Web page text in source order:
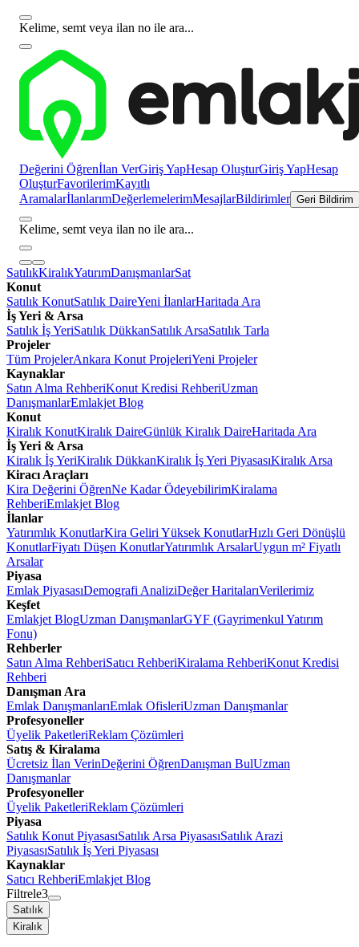
Kelime, semt veya ilan no ile ara...
Değerini Öğrenİlan VerGiriş YapHesap OluşturGiriş YapHesap
OluşturFavorilerimKayıtlı
AramalarİlanlarımDeğerlemelerimMesajlarBildirimler Geri Bildirim
Kelime, semt veya ilan no ile ara...
SatılıkKiralıkYatırımDanışmanlarSat
Konut
Satılık KonutSatılık DaireYeni İlanlarHaritada Ara
İş Yeri & Arsa
Satılık İş YeriSatılık DükkanSatılık ArsaSatılık Tarla
Projeler
Tüm ProjelerAnkara Konut ProjeleriYeni Projeler
Kaynaklar
Satın Alma RehberiKonut Kredisi RehberiUzman
DanışmanlarEmlakjet Blog
Konut
Kiralık KonutKiralık DaireGünlük Kiralık DaireHaritada Ara
İş Yeri & Arsa
Kiralık İş YeriKiralık DükkanKiralık İş Yeri PiyasasıKiralık Arsa
Kiracı Araçları
Kira Değerini ÖğrenNe Kadar ÖdeyebilirimKiralama
RehberiEmlakjet Blog
İlanlar
Yatırımlık KonutlarKira Geliri Yüksek KonutlarHızlı Geri Dönüşlü
KonutlarFiyatı Düşen KonutlarYatırımlık ArsalarUygun m² Fiyatlı
Arsalar
Piyasa
Emlak PiyasasıDemografi AnaliziDeğer HaritalarıVerilerimiz
Keşfet
Emlakjet BlogUzman DanışmanlarGYF (Gayrimenkul Yatırım
Fonu)
Rehberler
Satın Alma RehberiSatıcı RehberiKiralama RehberiKonut Kredisi
Rehberi
Danışman Ara
Emlak DanışmanlarıEmlak OfisleriUzman Danışmanlar
Profesyoneller
Üyelik PaketleriReklam Çözümleri
Satış & Kiralama
Ücretsiz İlan VerinDeğerini ÖğrenDanışman BulUzman
Danışmanlar
Profesyoneller
Üyelik PaketleriReklam Çözümleri
Piyasa
Satılık Konut PiyasasıSatılık Arsa PiyasasıSatılık Arazi
PiyasasıSatılık İş Yeri Piyasası
Kaynaklar
Satıcı RehberiEmlakjet Blog
Filtrele3
Satılık
Kiralık